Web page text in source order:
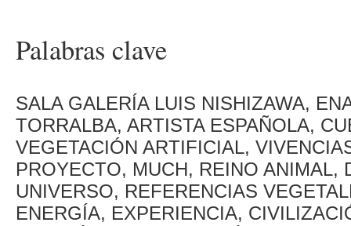
Palabras clave
SALA GALERÍA LUIS NISHIZAWA,
TORRALBA, ARTISTA ESPAÑOLA,
VEGETACIÓN ARTIFICIAL,
PROYECTO, MUCH, REINO ANIMAL,
UNIVERSO, REFERENCIAS
ENERGÍA, EXPERIENCIA,